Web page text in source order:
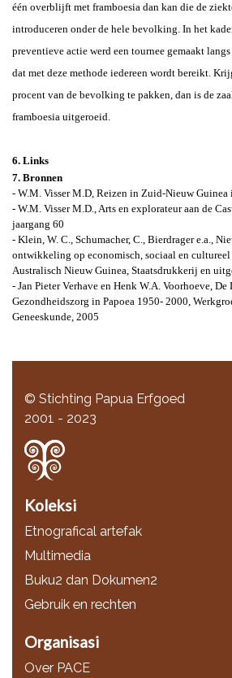
één overblijft met framboesia dan kan die de
introduceren onder de hele bevolking. In het
preventieve actie werd een tournee gemaakt
dat met deze methode iedereen wordt bereikt.
procent van de bevolking te pakken, dan is de
framboesia uitgeroeid.
6. Links
7. Bronnen
- W.M. Visser M.D, Reizen in Zuid-Nieuw
- W.M. Visser M.D., Arts en explorateur aan de
jaargang 60
- Klein, W. C., Schumacher, C., Bierdrager e.a.,
ontwikkeling op economisch, sociaal en
Australisch Nieuw Guinea, Staatsdrukkerij en
- Jan Pieter Verhave en Henk W.A. Voorhoeve, De
Gezondheidszorg in Papoea 1950- 2000,
Geneeskunde, 2005
© Stichting Papua Erfgoed
2001 - 2023
Koleksi
Etnografical artefak
Multimedia
Buku2 dan Dokumen2
Gebruik en rechten
Organisasi
Over PACE